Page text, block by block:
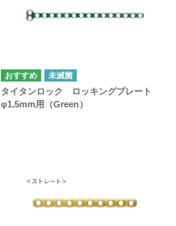
未滅菌
タイタンロック ロッキングプレート
φ1.5mm用（Green）